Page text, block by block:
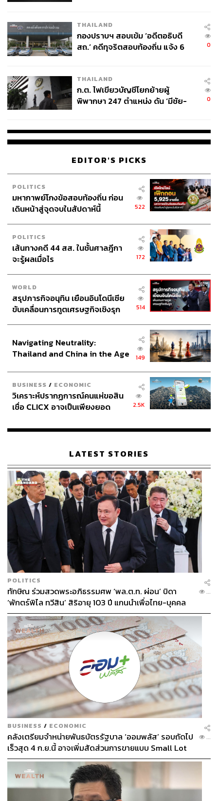
THAILAND
กองปราบฯ สอบเข้ม ‘อดีตอธิบดี
สถ.’ คดีทุจริตสอบท้องถิ่น แจ้ง 6
0
THAILAND
ก.ต. ไฟเขียวบัญชีโยกย้ายผู้
พิพากษา 247 ตำแหน่ง ดัน ‘มีชัย-
0
EDITOR'S PICKS
POLITICS
มหากาพย์โกงข้อสอบท้องถิ่น ก่อน
เดินหน้าสู่จุดจบในสัปดาห์นี้
522
POLITICS
เส้นทางคดี 44 สส. ในชั้นศาลฎีกา
จะรู้ผลเมื่อไร
172
WORLD
สรุปภารกิจอนุทิน เยือนอินโดนีเซีย
ขับเคลื่อนการทูตเศรษฐกิจเชิงรุก
514
Navigating Neutrality:
Thailand and China in the Age
149
BUSINESS / ECONOMIC
วิเคราะห์ปรากฏการณ์คนแห่ขอสิน
เชื่อ CLICX อาจเป็นเพียงยอด
เรือนไทยที่ถูกซุกไว้
2.5K
LATEST STORIES
POLITICS
ทักษิณ ร่วมสวดพระอภิธรรมศพ ‘พล.ต.ท. ผ่อน’ บิดา
‘พักตร์พิไล ทวีสิน’ สิริอายุ 103 ปี แกนนำเพื่อไทย-บุคคล
หลากวงการร่วมอาลัย
...
BUSINESS / ECONOMIC
คลังเตรียมจำหน่ายพันธบัตรรัฐบาล ‘ออมพลัส’ รอบถัดไป
เร็วสุด 4 ก.ย.นี้ อาจเพิ่มสัดส่วนการขายแบบ Small Lot
First มากขึ้น
...